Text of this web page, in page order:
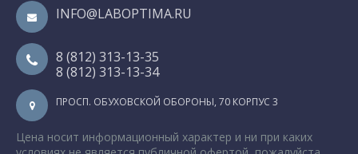
INFO@LABOPTIMA.RU
8 (812) 313-13-35
8 (812) 313-13-34
ПРОСП. ОБУХОВСКОЙ ОБОРОНЫ, 70 КОРПУС 3
Цена носит информационный характер и ни при каких